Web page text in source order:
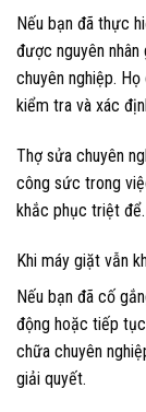
Nếu bạn đã thực
được nguyên
chuyên nghiệp.
kiểm tra và xác
Thợ sửa chuyên
công sức trong
khắc phục triệt để.
Khi máy giặt vẫn
Nếu bạn đã cố
động hoặc tiếp
chữa chuyên
giải quyết.